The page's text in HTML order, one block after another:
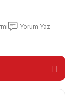
Yorum Yaz